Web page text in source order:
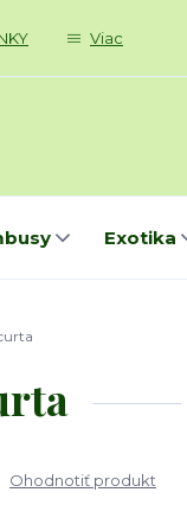
Viac
Exotika
Ohodnotiť produkt